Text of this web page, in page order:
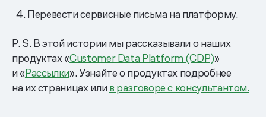
Перевести сервисные письма на платформу.
P. S. В этой истории мы рассказывали о наших
продуктах «Customer Data Platform (CDP)»
и «Рассылки». Узнайте о продуктах подробнее
на их страницах илив разговоре с консультантом.